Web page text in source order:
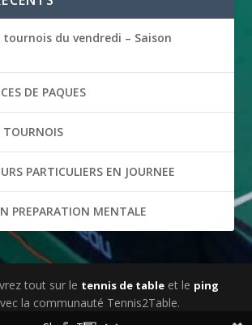
du vendredi – Saison
DE PAQUES
TOURNOIS
PARTICULIERS EN JOURNEE
PREPARATION MENTALE
tout sur le tennis de table et le ping
la communauté Tennis2Table.